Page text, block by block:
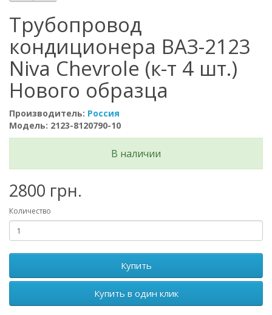
Трубопровод
кондиционера ВАЗ-2123
Niva Chevrole (к-т 4 шт.)
Нового образца
Производитель: Россия
Модель: 2123-8120790-10
В наличии
2800 грн.
Количество
Купить
Купить в один клик